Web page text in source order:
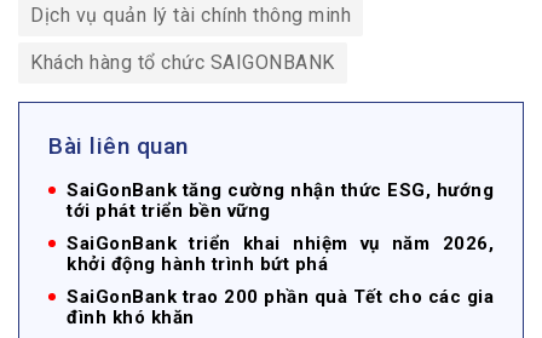
Dịch vụ quản lý tài chính thông minh
Khách hàng tổ chức SAIGONBANK
Bài liên quan
SaiGonBank tăng cường nhận thức ESG, hướng
tới phát triển bền vững
SaiGonBank triển khai nhiệm vụ năm 2026,
khởi động hành trình bứt phá
SaiGonBank trao 200 phần quà Tết cho các gia
đình khó khăn